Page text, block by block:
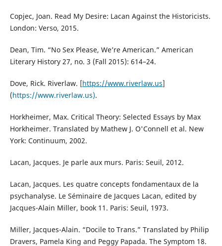
Copjec, Joan. Read My Desire: Lacan Against the Historicists.
London: Verso, 2015.
Dean, Tim. “No Sex Please, We’re American.” American
Literary History 27, no. 3 (Fall 2015): 614–24.
Dove, Rick. Riverlaw. [https://www.riverlaw.us]
(https://www.riverlaw.us).
Horkheimer, Max. Critical Theory: Selected Essays by Max
Horkheimer. Translated by Mathew J. O'Connell et al. New
York: Continuum, 2002.
Lacan, Jacques. Je parle aux murs. Paris: Seuil, 2012.
Lacan, Jacques. Les quatre concepts fondamentaux de la
psychanalyse. Le Séminaire de Jacques Lacan, edited by
Jacques-Alain Miller, book 11. Paris: Seuil, 1973.
Miller, Jacques-Alain. “Docile to Trans.” Translated by Philip
Dravers, Pamela King and Peggy Papada. The Symptom 18.